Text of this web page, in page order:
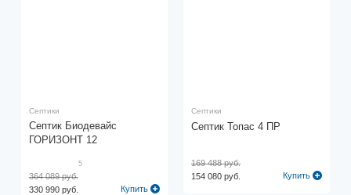
Септики
Септик Биодевайс
ГОРИЗОНТ 12
5
330 990 руб.
364 089 руб.
Купить
Септики
Септик Топас 4 ПР
154 080 руб.
169 488 руб.
Купить